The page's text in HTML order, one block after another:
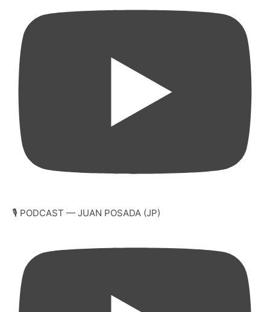
🎙️ PODCAST — JUAN POSADA (JP)